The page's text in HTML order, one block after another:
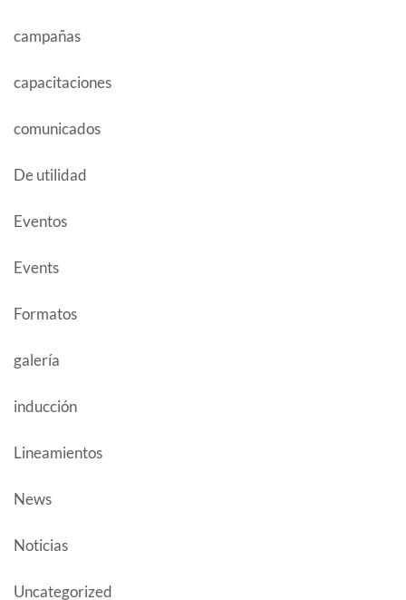
campañas
capacitaciones
comunicados
De utilidad
Eventos
Events
Formatos
galería
inducción
Lineamientos
News
Noticias
Uncategorized